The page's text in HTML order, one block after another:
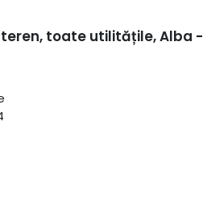
teren, toate utilitățile, Alba -